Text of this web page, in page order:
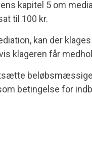
kapitel 5 om
til 100 kr.
kan der
klageren får
betingelse for